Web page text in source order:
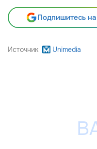
Подпишитесь
Источник Unimedia